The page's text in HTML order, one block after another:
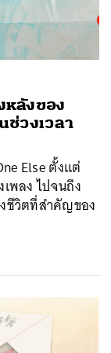
หลังของ
ช่วงเวลา
Else ตั้งแต่
พลง ไปจนถึง
ชีวิตที่สำคัญของ